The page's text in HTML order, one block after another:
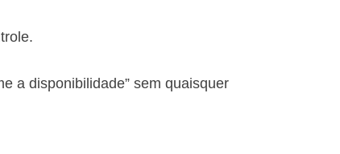
a disponibilidade” sem quaisquer